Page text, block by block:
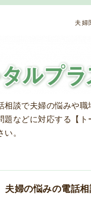
相談で夫婦の悩みや
題などに対応する【
。
夫婦
夫婦の悩みの電話